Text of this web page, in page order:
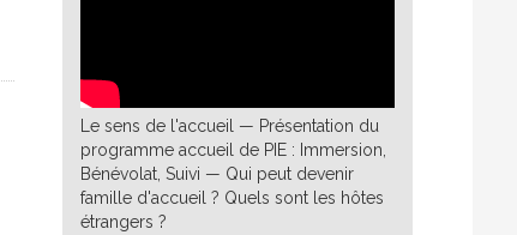
Le sens de l'accueil — Présentation du
programme accueil de PIE : Immersion,
Bénévolat, Suivi — Qui peut devenir
famille d'accueil ? Quels sont les hôtes
étrangers ?